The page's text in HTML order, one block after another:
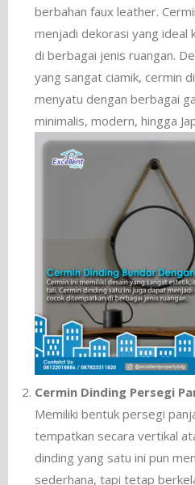
berbahan faux leather.
menjadi dekorasi yang ideal
di berbagai jenis ruangan.
yang sangat ciamik, cermin
menyatu dengan berbagai
minimalis, modern, hingga
Cermin Dinding Persegi
Memiliki bentuk persegi
tempatkan secara vertikal
dinding yang satu ini pun
sederhana, tapi tetap